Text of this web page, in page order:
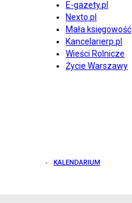
E-gazety.pl
Nexto.pl
Mała księgowość
Kancelarierp.pl
Wieści Rolnicze
Życie Warszawy
KALENDARIUM